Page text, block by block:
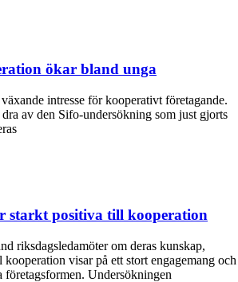
ökar bland unga
intresse för kooperativt företagande.
av den Sifo-undersökning som just gjorts
starkt positiva till kooperation
riksdagsledamöter om deras kunskap,
visar på ett stort engagemang och
företagsformen. Undersökningen